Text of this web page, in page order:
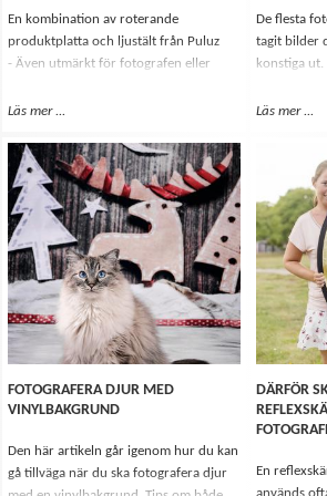
En kombination av roterande
produktplatta och ljustält från Puluz
- Även utmärkt för fotografen eller
Läs merOm Så enkelt tar du fina produktbilder
...
De flesta
tagit bilder
konstiga
Det som
vitbalans
korrigerar
ska bli rätt
Läs mer...
FOTOGRAFERA DJUR MED
VINYLBAKGRUND
Den här artikeln går igenom hur du kan
gå tillväga när du ska fotografera djur
DÄRFÖR
En
används